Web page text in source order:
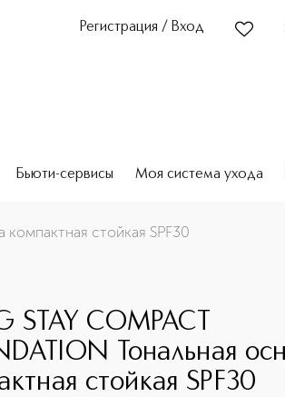
Регистрация / Вход
Бьюти-сервисы Моя система ухода
компактная стойкая SPF30
STAY COMPACT
Тональная
стойкая SPF30